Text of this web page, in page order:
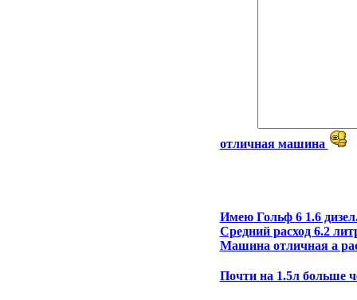
отличная машина
Имею Гольф 6 1.6
Средний расход 6.2
Машина отличная а
Почти на 1.5л больше